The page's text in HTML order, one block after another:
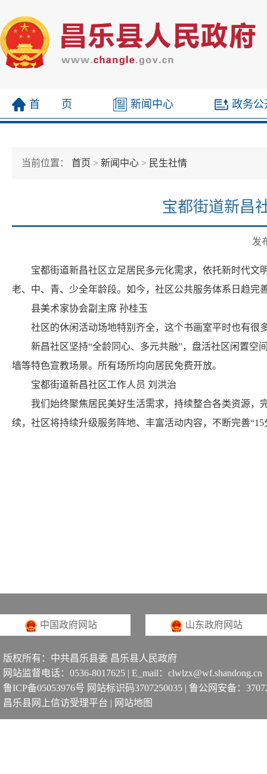
首 页 新闻中心 政务公
当前位置： 首页 > 新闻中心 > 民生社情
宝都街道新昌
发
宝都街道新昌社区立足居民多元化需求，依托新时代文
老、中、青、少全年龄段。如今，社区公共服务体系日趋
县美术家协会副主席 孙桂玉
社区的休闲活动场地特别齐全，这个书画室平时也有很
新昌社区坚持“全龄同心、多元共融”，盘活社区闲置空
墙等特色宣教场景。所有场所均向居民免费开放。
宝都街道新昌社区工作人员 刘洪治
我们始终聚焦居民美好生活需求，持续整合各类资源，
续，社区将持续升级服务阵地、丰富活动内容，不断完善
中国政府网站 山东政府网站
版权所有：中共昌乐县委 昌乐县人民政府
网站监督电话：0536-8017625 | E_mail：clwlzx@wf.shandong.cn
鲁ICP备05053976号 网站标识码3707250035 | 鲁公网安备：
昌乐县网上信访受理平台 | 网站地图